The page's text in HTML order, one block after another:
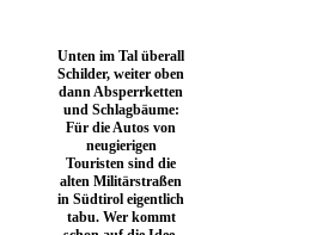
Unten im Tal überall
Schilder, weiter oben
dann Absperrketten
und Schlagbäume:
Für die Autos von
neugierigen
Touristen sind die
alten Militärstraßen
in Südtirol eigentlich
tabu. Wer kommt